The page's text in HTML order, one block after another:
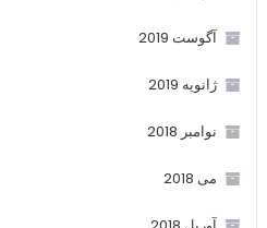
آگوست 2019
ژانویه 2019
نوامبر 2018
می 2018